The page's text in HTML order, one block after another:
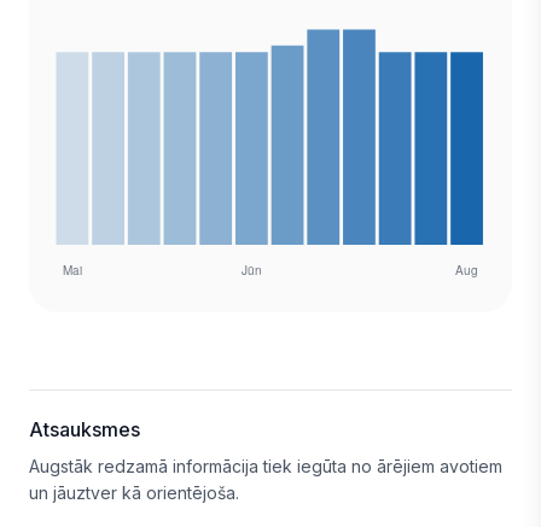
Atsauksmes
Augstāk redzamā informācija tiek iegūta no ārējiem avotiem
un jāuztver kā orientējoša.